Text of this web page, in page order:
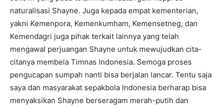
naturalisasi Shayne. Juga kepada empat kementerian,
yakni Kemenpora, Kemenkumham, Kemensetneg, dan
Kemendagri juga pihak terkait lainnya yang telah
mengawal perjuangan Shayne untuk mewujudkan cita-
citanya membela Timnas Indonesia. Semoga proses
pengucapan sumpah nanti bisa berjalan lancar. Tentu saja
saya dan masyarakat sepakbola Indonesia berharap bisa
menyaksikan Shayne berseragam merah-putih dan